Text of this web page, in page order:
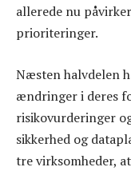
allerede nu
prioriteringer.
Næsten halvdelen
ændringer i deres
risikovurderinger
sikkerhed og
tre virksomheder,